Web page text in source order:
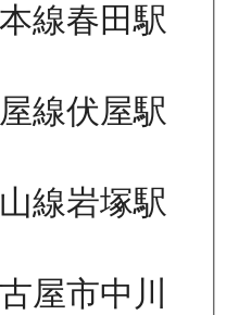
線春田駅
線伏屋駅
線岩塚駅
屋市中川